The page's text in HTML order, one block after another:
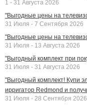
1 - 31 Августа 2026
"Выгодные цены на
31 Июля - 7 Сентября 2026
"Выгодные цены на
31 Июля - 13 Августа 2026
"Выгодный комплект при
31 Июля - 31 Августа 2026
"Выгодный комплект! Купи
ирригатор Redmond и
31 Июля - 28 Сентября 2026